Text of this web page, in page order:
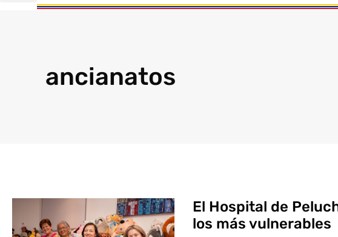
ancianatos
El Hospital de
los más vulnerables